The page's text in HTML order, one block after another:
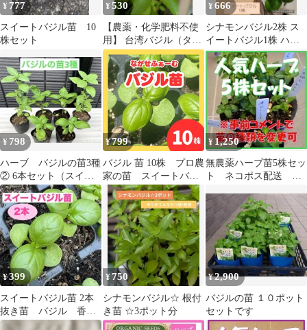
¥ 777
スイートバジル苗 10
株セット
¥530
【農薬・化学肥料不使
用】 台湾バジル（タイ
バジル・九層塔）苗 5
本
¥666
シナモンバジル2株 ス
イートバジル1株 ハー
ブ苗セット
¥ 798
ハーブ バジルの苗3種
② 6本セット（スイー
ト、パープル、レモ
ン）
¥799
バジル 苗 10株 プロ農
家の苗 スイートバジ
ル サカタのタネ
¥ 1,250
無農薬ハーブ苗5株セッ
ト ネコポス配送 組
メント必須)
¥399
スイートバジル苗 2本
抜き苗 バジル 香味
野菜
¥750
シナモンバジル☆ 根付
き苗 ☆3ポット分
¥2,900
バジルの苗 １０ポット
セットです